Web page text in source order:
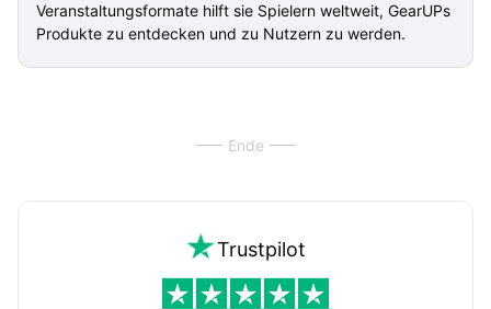
Veranstaltungsformate hilft sie Spielern weltweit, GearUPs
Produkte zu entdecken und zu Nutzern zu werden.
Ende
Trustpilot